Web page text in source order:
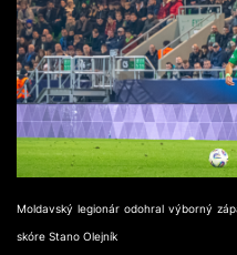
Moldavský legionár odohral výborný
skóre Stano Olejník